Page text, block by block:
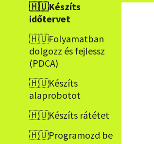
🇭🇺Készíts
időtervet
🇭🇺Folyamatban
dolgozz és fejlessz
(PDCA)
🇭🇺Készíts
alaprobotot
🇭🇺Készíts rátétet
🇭🇺Programozd be